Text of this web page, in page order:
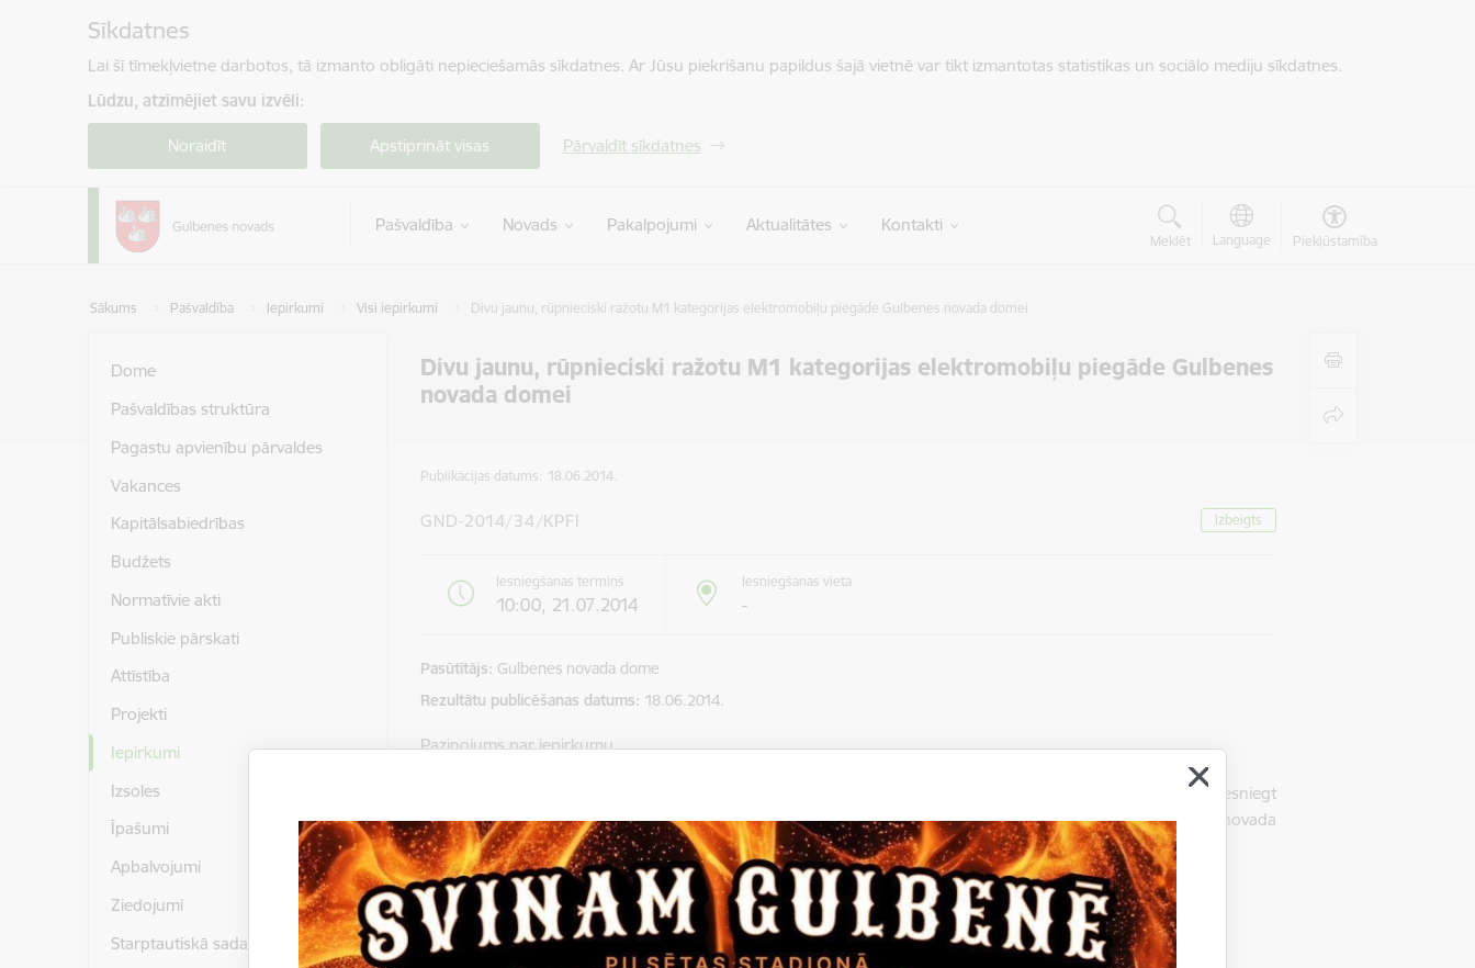
Sīkdatnes
Lai šī tīmekļvietne darbotos, tā izmanto obligāti nepieciešamās sīkdatnes. Ar Jūsu piekrišanu papildus šajā vietnē var tikt izmantotas statistikas un sociālo mediju sīkdatnes.
Lūdzu, atzīmējiet savu izvēli:
Noraidīt Apstiprināt visas Pārvaldīt sīkdatnes
Pašvaldība Novads Pakalpojumi Aktualitātes Kontakti
Meklēt Language Piekļūstamība
Sākums Pašvaldība Iepirkumi Visi iepirkumi Divu jaunu, rūpnieciski ražotu M1 kategorijas elektromobiļu piegāde Gulbenes novada domei
Divu jaunu, rūpnieciski ražotu M1 kategorijas elektromobiļu piegāde Gulbenes
novada domei
Dome
Pašvaldības struktūra
Pagastu apvienību pārvaldes
Vakances
Kapitālsabiedrības
Budžets
Normatīvie akti
Publiskie pārskati
Attīstība
Projekti
Iepirkumi
Izsoles
Īpašumi
Apbalvojumi
Ziedojumi
Starptautiskā sadarbība
Publikācijas datums: 18.06.2014.
GND-2014/34/KPFI Izbeigts
Iesniegšanas termiņš
10:00, 21.07.2014
Iesniegšanas vieta
-
Pasūtītājs Gulbenes novada dome
Rezultātu publicēšanas datums 18.06.2014.
Paziņojums par iepirkumu
Gulbenes novada dome, reģistrācijas Nr. 90009116327, Ābeļu ielā 2, Gulbenē, LV-4401, uzaicina iesniegt
piedāvājumus iepirkumam „Divu jaunu, rūpnieciski ražotu M1 kategorijas elektromobiļu piegāde Gulbenes novada
domei" , iepirkuma identifikācijas Nr.GND-2014/34/KPFI
Piedāvājumu iesniegšanas termiņš līdz 2014.gada 21.jūlijam, pulksten 10:00.
Nolikums